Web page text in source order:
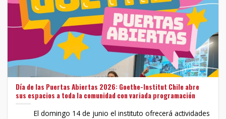
Día de las Puertas Abiertas 2026: Goethe-Institut Chile abre
sus espacios a toda la comunidad con variada programación
El domingo 14 de junio el instituto ofrecerá actividades